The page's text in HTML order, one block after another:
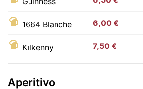
1664 Blanche 6,00 €
Kilkenny 7,50 €
Aperitivo